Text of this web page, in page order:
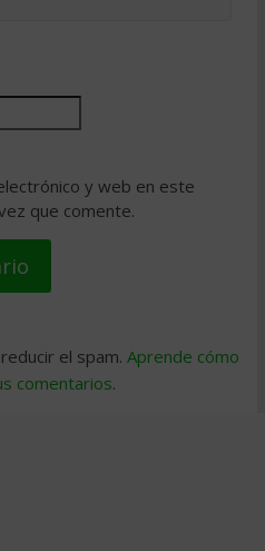
y web en este
que comente.
el spam. Aprende cómo
comentarios.